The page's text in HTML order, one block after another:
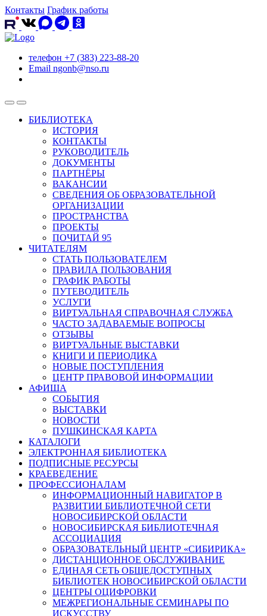
Контакты График работы
телефон +7 (383) 223-88-20
Email ngonb@nso.ru
БИБЛИОТЕКА
ИСТОРИЯ
КОНТАКТЫ
РУКОВОДИТЕЛЬ
ДОКУМЕНТЫ
ПАРТНЁРЫ
ВАКАНСИИ
СВЕДЕНИЯ ОБ ОБРАЗОВАТЕЛЬНОЙ
ОРГАНИЗАЦИИ
ПРОСТРАНСТВА
ПРОЕКТЫ
ПОЧИТАЙ 95
ЧИТАТЕЛЯМ
СТАТЬ ПОЛЬЗОВАТЕЛЕМ
ПРАВИЛА ПОЛЬЗОВАНИЯ
ГРАФИК РАБОТЫ
ПУТЕВОДИТЕЛЬ
УСЛУГИ
ВИРТУАЛЬНАЯ СПРАВОЧНАЯ СЛУЖБА
ЧАСТО ЗАДАВАЕМЫЕ ВОПРОСЫ
ОТЗЫВЫ
ВИРТУАЛЬНЫЕ ВЫСТАВКИ
КНИГИ И ПЕРИОДИКА
НОВЫЕ ПОСТУПЛЕНИЯ
ЦЕНТР ПРАВОВОЙ ИНФОРМАЦИИ
АФИША
СОБЫТИЯ
ВЫСТАВКИ
НОВОСТИ
ПУШКИНСКАЯ КАРТА
КАТАЛОГИ
ЭЛЕКТРОННАЯ БИБЛИОТЕКА
ПОДПИСНЫЕ РЕСУРСЫ
КРАЕВЕДЕНИЕ
ПРОФЕССИОНАЛАМ
ИНФОРМАЦИОННЫЙ НАВИГАТОР В
РАЗВИТИИ БИБЛИОТЕЧНОЙ СЕТИ
НОВОСИБИРСКОЙ ОБЛАСТИ
НОВОСИБИРСКАЯ БИБЛИОТЕЧНАЯ
АССОЦИАЦИЯ
ОБРАЗОВАТЕЛЬНЫЙ ЦЕНТР «СИБИРИКА»
ДИСТАНЦИОННОЕ ОБСЛУЖИВАНИЕ
ЕДИНАЯ СЕТЬ ОБЩЕДОСТУПНЫХ
БИБЛИОТЕК НОВОСИБИРСКОЙ ОБЛАСТИ
ЦЕНТРЫ ОЦИФРОВКИ
МЕЖРЕГИОНАЛЬНЫЕ СЕМИНАРЫ ПО
ИСКУССТВУ